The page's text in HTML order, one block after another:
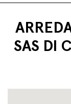
SAS DI